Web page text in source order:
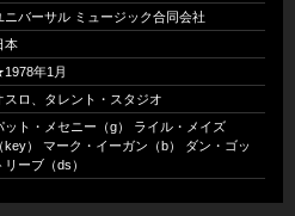
ニバーサル ミュージック合同会社
本
年1月
スロ、タレント・スタジオ
ット・メセニー（g） ライル・メイズ
（key） マーク・イーガン（b） ダン・ゴッ
リーブ（ds）